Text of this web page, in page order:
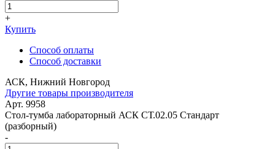
+
Купить
Способ оплаты
Способ доставки
АСК, Нижний Новгород
Другие товары производителя
Арт. 9958
Стол-тумба лабораторный АСК СТ.02.05 Стандарт
(разборный)
-